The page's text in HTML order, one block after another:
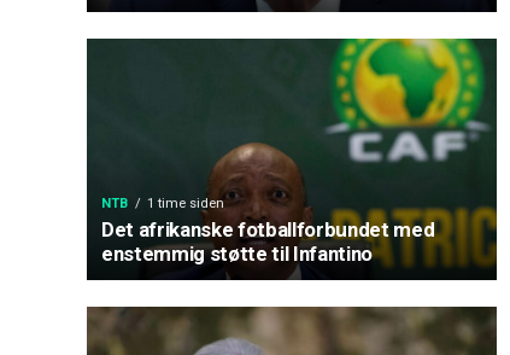
NTB 1 time siden
Det afrikanske fotballforbundet med
enstemmig støtte til Infantino